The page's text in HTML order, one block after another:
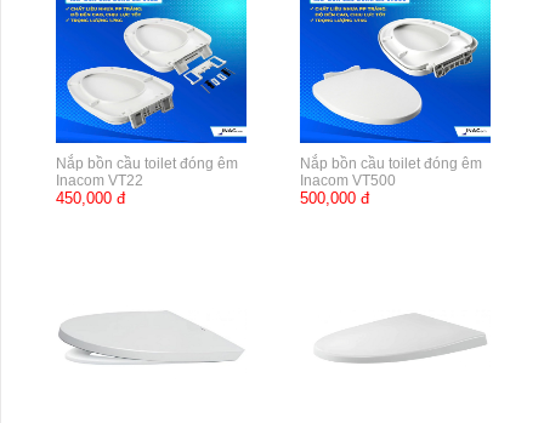
Nắp bồn cầu toilet đóng êm
Inacom VT22
450,000 đ
Nắp bồn cầu toilet đóng êm
Inacom VT500
500,000 đ